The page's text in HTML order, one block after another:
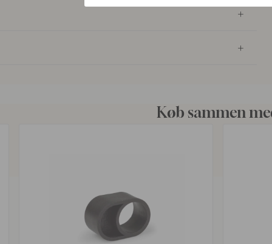
Køb sammen